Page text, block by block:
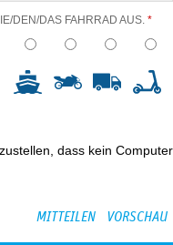
DEN/DAS FAHRRAD AUS. *
dass kein Computer